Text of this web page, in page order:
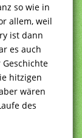
so wie in
allem, weil
ist dann
es auch
hitzigen
wären
des